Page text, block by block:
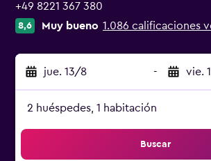
+49 8221 367 380
8,6 Muy bueno 1.086 calificaciones
jue. 13/8 - vie.
2 huéspedes, 1 habitación
Buscar